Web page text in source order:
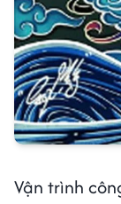
Vận trình